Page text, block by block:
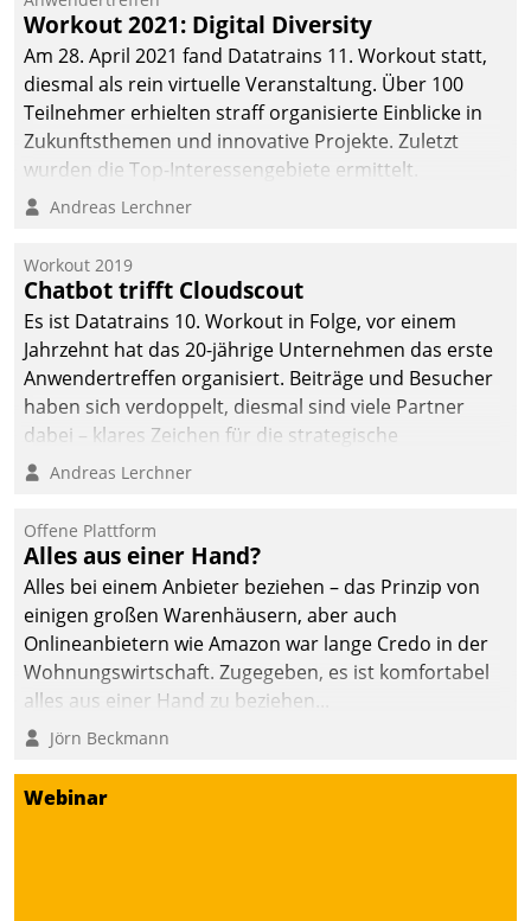
Cloud-Strategien und -
Lösungen mit hohem
Zukunftspotenzial.
Workout 2021: Digital Diversity
Am 28. April 2021 fand Datatrains 11. Workout statt,
diesmal als rein virtuelle Veranstaltung. Über 100
Teilnehmer erhielten straff organisierte Einblicke in
Zukunftsthemen und innovative Projekte. Zuletzt
wurden die Top-Interessengebiete ermittelt.
Andreas Lerchner
Workout 2019
Chatbot trifft Cloudscout
Es ist Datatrains 10. Workout in Folge, vor einem
Jahrzehnt hat das 20-jährige Unternehmen das erste
Anwendertreffen organisiert. Beiträge und Besucher
haben sich verdoppelt, diesmal sind viele Partner
dabei – klares Zeichen für die strategische
Fokussierung auf den Kunden.
Andreas Lerchner
Offene Plattform
Alles aus einer Hand?
Alles bei einem Anbieter beziehen – das Prinzip von
einigen großen Warenhäusern, aber auch
Onlineanbietern wie Amazon war lange Credo in der
Wohnungswirtschaft. Zugegeben, es ist komfortabel
alles aus einer Hand zu beziehen...
Jörn Beckmann
Webinar